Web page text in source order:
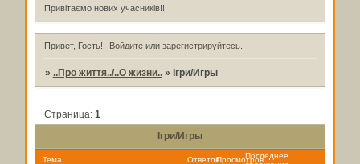
Привітаємо нових учасників!!
Привет, Гость! Войдите илизарегистрируйтесь
» ..Про життя../..О жизни.. » Ігри/Игры
Ігри/Игры
Страница: 1
Тема ОтветовПросмотровПоследнее